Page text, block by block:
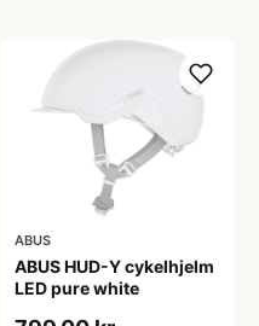
ABUS
ABUS HUD-Y cykelhjelm
LED pure white